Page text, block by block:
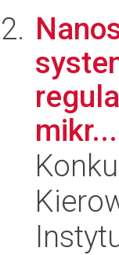
mikr...